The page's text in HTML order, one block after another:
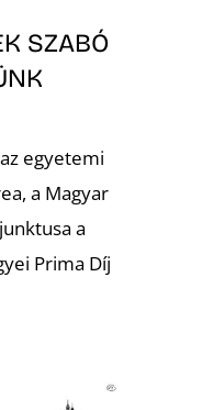
SZABÓ
egyetemi
a Magyar
a
Prima Díj